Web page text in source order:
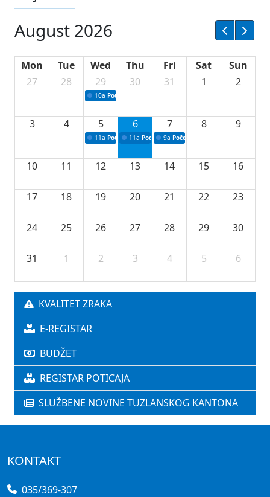
August 2026
Mon Tue Wed Thu Fri Sat
Sun
27
28 29
10a Potpisivanje ugovora sa neprofitnim
30 31 1 2
3 4 5
11a Potpisivanje ugovora o stipendijama za
6
11a Podrška razvoju vodne infrastrukture u
7
9a Početak izgradnje nove
8 9
10 11 12 13 14 15 16
17 18 19 20 21 22 23
24 25 26 27 28 29 30
31 1 2 3 4 5 6
KVALITET ZRAKA
E-REGISTAR
BUDŽET
REGISTAR POTICAJA
SLUŽBENE NOVINE TUZLANSKOG KANTONA
KONTAKT
035/369-307